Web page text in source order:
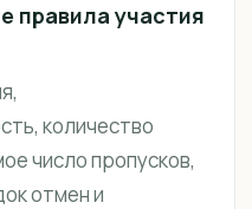
правила участия
количество
число пропусков,
отмен и